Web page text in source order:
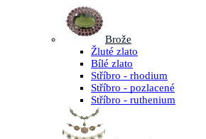
Brože
Žluté zlato
Bílé zlato
Stříbro - rhodium
Stříbro - pozlacené
Stříbro - ruthenium